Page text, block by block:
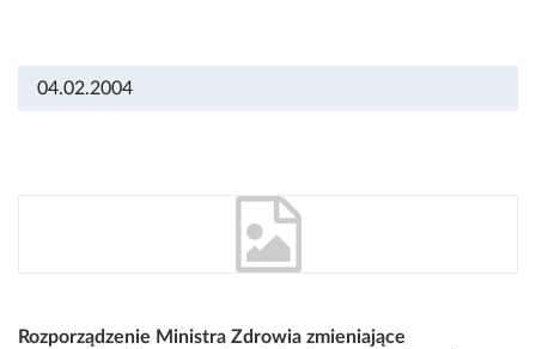
04.02.2004
Rozporządzenie Ministra Zdrowia zmieniające